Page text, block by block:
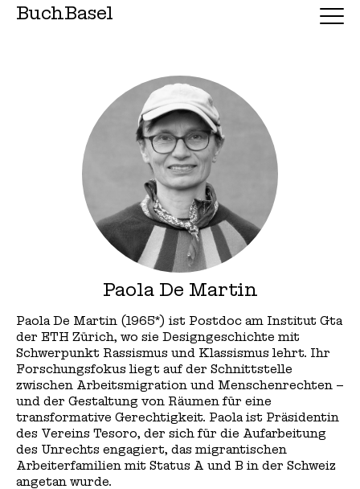
BuchBasel
Paola De Martin
Paola De Martin (1965*) ist Postdoc am Institut Gta
der ETH Zürich, wo sie Designgeschichte mit
Schwerpunkt Rassismus und Klassismus lehrt. Ihr
Forschungsfokus liegt auf der Schnittstelle
zwischen Arbeitsmigration und Menschenrechten –
und der Gestaltung von Räumen für eine
transformative Gerechtigkeit. Paola ist Präsidentin
des Vereins Tesoro, der sich für die Aufarbeitung
des Unrechts engagiert, das migrantischen
Arbeiterfamilien mit Status A und B in der Schweiz
angetan wurde.